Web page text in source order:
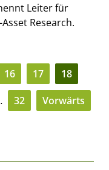
Leiter für
Research.
16 17
18
32 Vorwärts